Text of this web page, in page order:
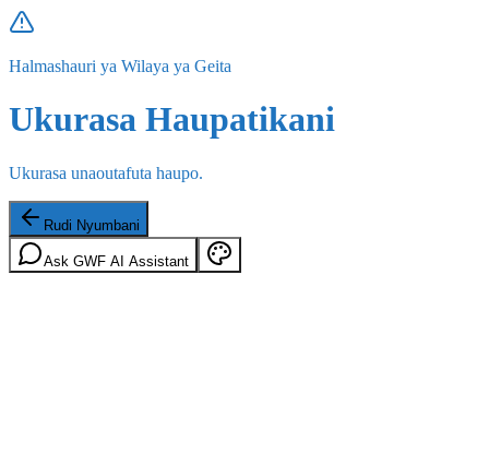
Halmashauri ya Wilaya ya Geita
Ukurasa Haupatikani
Ukurasa unaoutafuta haupo.
Rudi Nyumbani
Ask GWF AI Assistant